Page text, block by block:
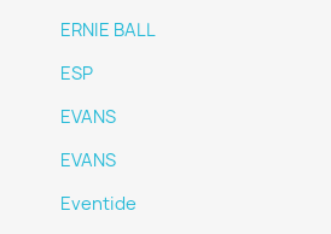
ERNIE BALL
ESP
EVANS
EVANS
Eventide